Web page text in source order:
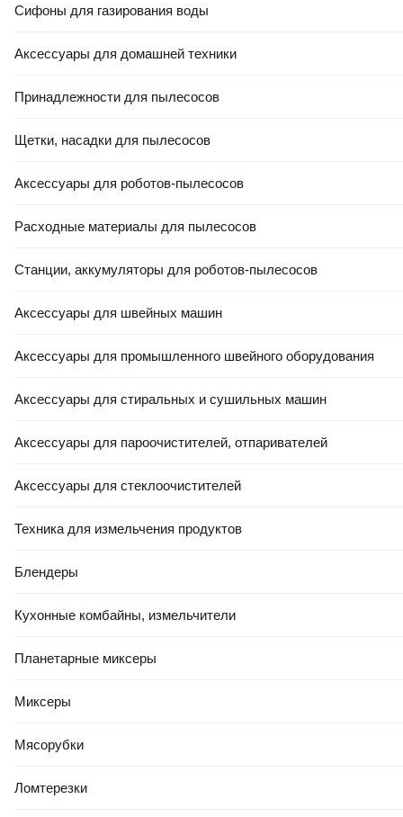
Сифоны для газирования воды
Аксессуары для домашней техники
Принадлежности для пылесосов
Щетки, насадки для пылесосов
Аксессуары для роботов-пылесосов
Расходные материалы для пылесосов
Станции, аккумуляторы для роботов-пылесосов
Аксессуары для швейных машин
Аксессуары для промышленного швейного оборудования
Аксессуары для стиральных и сушильных машин
Аксессуары для пароочистителей, отпаривателей
Аксессуары для стеклоочистителей
Техника для измельчения продуктов
Блендеры
Кухонные комбайны, измельчители
Планетарные миксеры
Миксеры
Мясорубки
Ломтерезки